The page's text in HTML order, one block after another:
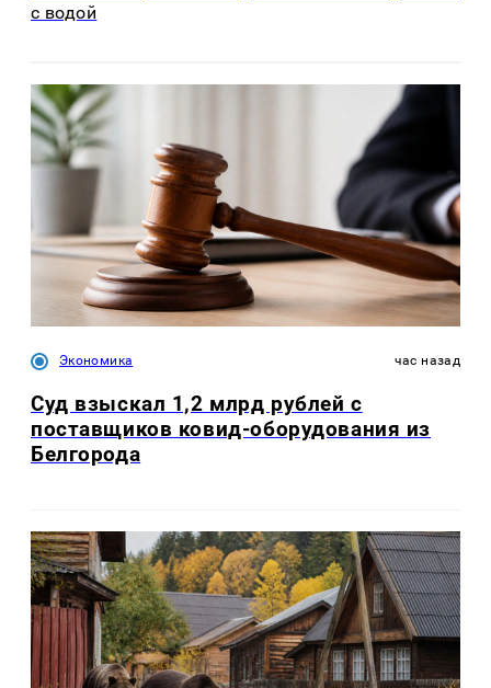
с водой
Экономика час назад
Суд взыскал 1,2 млрд рублей с
поставщиков ковид-оборудования из
Белгорода